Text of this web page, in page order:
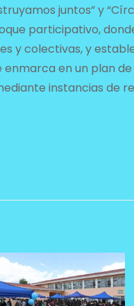
juntos” y
participativo,
y colectivas, y
en un plan
instancias de